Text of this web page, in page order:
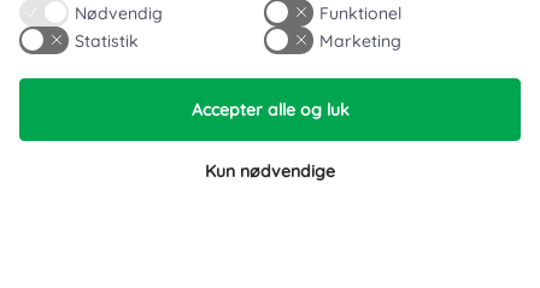
Manualer
59 43 11 32
Nødvendig
Funktionel
Statistik
Marketing
Kun nødvendige
Accepter alle og luk